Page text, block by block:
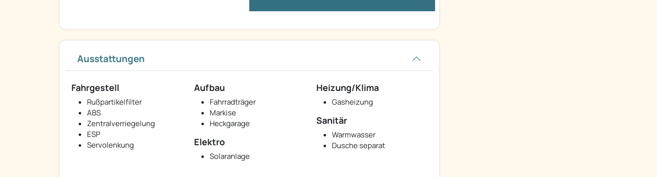
Ausstattungen
Fahrgestell
Rußpartikelfilter
ABS
Zentralverriegelung
ESP
Servolenkung
Aufbau
Fahrradträger
Markise
Heckgarage
Heizung/Klima
Gasheizung
Sanitär
Warmwasser
Dusche separat
Elektro
Solaranlage